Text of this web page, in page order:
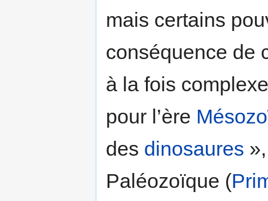
mais certains
conséquence de
à la fois
pour l’ère
des dinosaures
Paléozoïque (